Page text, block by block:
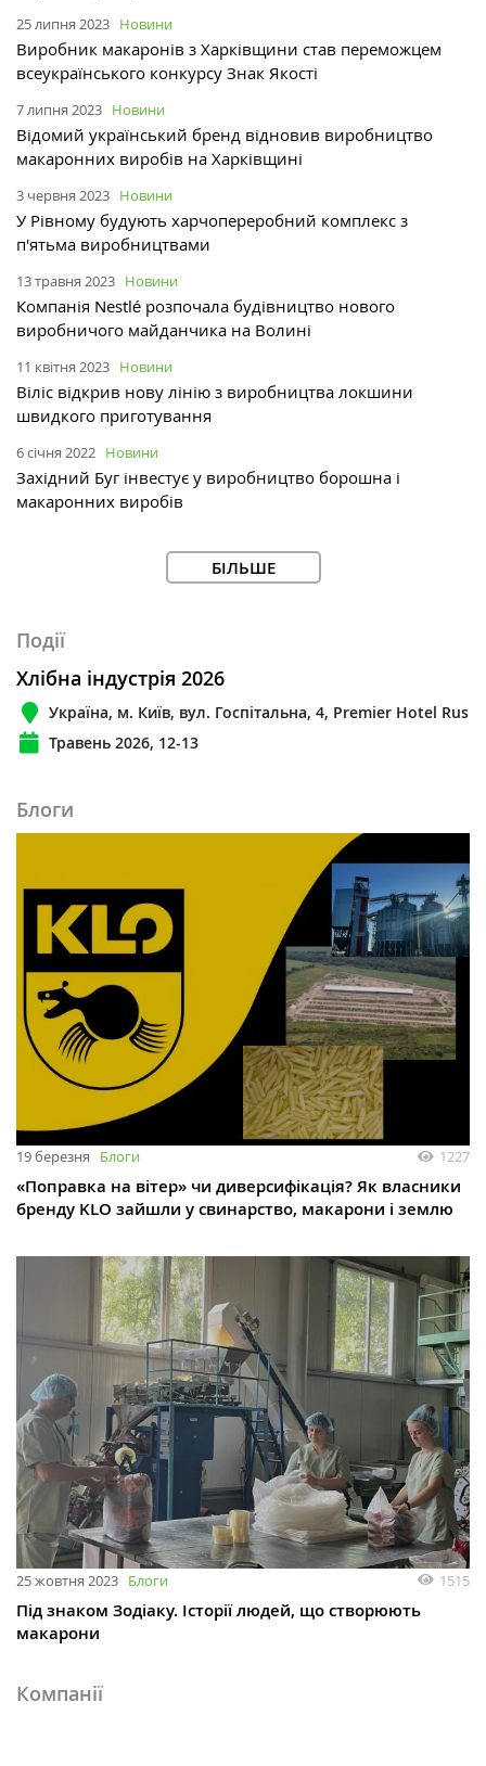
25 липня 2023 Новини
Виробник макаронів з Харківщини став переможцем
всеукраїнського конкурсу Знак Якості
7 липня 2023 Новини
Відомий український бренд відновив виробництво
макаронних виробів на Харківщині
3 червня 2023 Новини
У Рівному будують харчопереробний комплекс з
п'ятьма виробництвами
13 травня 2023 Новини
Компанія Nestlé розпочала будівництво нового
виробничого майданчика на Волині
11 квітня 2023 Новини
Віліс відкрив нову лінію з виробництва локшини
швидкого приготування
6 січня 2022 Новини
Західний Буг інвестує у виробництво борошна і
макаронних виробів
БІЛЬШЕ
Події
Хлібна індустрія 2026
Україна, м. Київ, вул. Госпітальна, 4, Premier Hotel Rus
Травень 2026, 12-13
Блоги
19 березня Блоги 1227
«Поправка на вітер» чи диверсифікація? Як власники
бренду KLO зайшли у свинарство, макарони і землю
25 жовтня 2023 Блоги 1515
Під знаком Зодіаку. Історії людей, що створюють
макарони
Компанії